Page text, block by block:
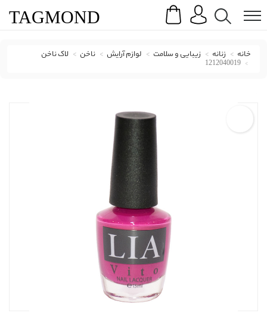
Search
TAGMOND
خانه زنانه زیبایی و سلامت لوازم آرایش ناخن لاک ناخن
1212040019